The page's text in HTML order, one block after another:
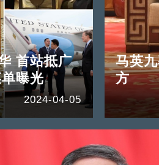
首站抵广
曝光
2024-04-05
马英
方